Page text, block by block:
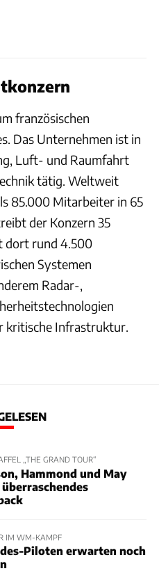
französischen
Das Unternehmen ist in
Luft- und Raumfahrt
tätig. Weltweit
85.000 Mitarbeiter in 65
der Konzern 35
dort rund 4.500
Systemen
Radar-,
kritische Infrastruktur.
„THE GRAND TOUR“
Hammond und May
IM WM-KAMPF
Piloten erwarten noch